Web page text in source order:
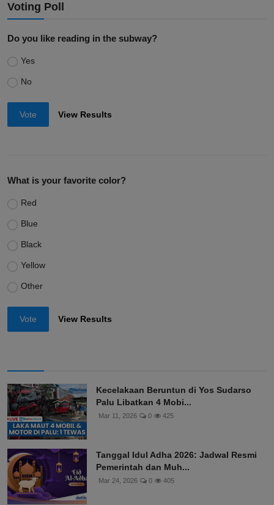
Voting Poll
Do you like reading in the subway?
Yes
No
Vote View Results
What is your favorite color?
Red
Blue
Black
Yellow
Other
Vote View Results
Kecelakaan Beruntun di Yos Sudarso
Palu Libatkan 4 Mobi...
Mar 11, 2026 0 425
Tanggal Idul Adha 2026: Jadwal Resmi
Pemerintah dan Muh...
Mar 24, 2026 0 405